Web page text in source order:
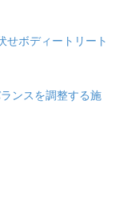
せボディートリート
ンスを調整する施